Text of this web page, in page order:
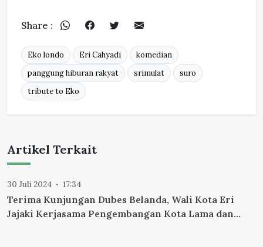
Share :
Eko londo Eri Cahyadi
komedian
panggung hiburan rakyat
srimulat
suro
tribute to Eko
Artikel Terkait
30 Juli 2024 17:34
Terima Kunjungan Dubes Belanda, Wali Kota Eri
Jajaki Kerjasama Pengembangan Kota Lama dan